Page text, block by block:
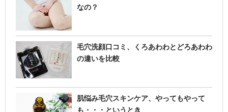
なの？
毛穴洗顔口コミ、くろあわわとどろあわわ
の違いを比較
肌悩み毛穴スキンケア、やってもやって
も・・・というとき